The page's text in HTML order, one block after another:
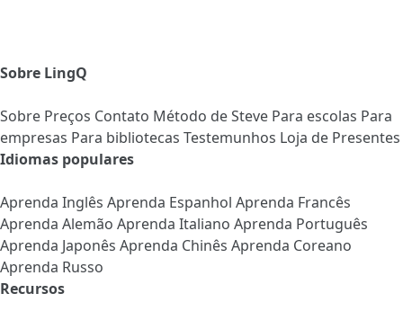
Sobre LingQ
Sobre Preços Contato Método de Steve Para escolas Para
empresas Para bibliotecas Testemunhos Loja de Presentes
Idiomas populares
Aprenda Inglês Aprenda Espanhol Aprenda Francês
Aprenda Alemão Aprenda Italiano Aprenda Português
Aprenda Japonês Aprenda Chinês Aprenda Coreano
Aprenda Russo
Recursos